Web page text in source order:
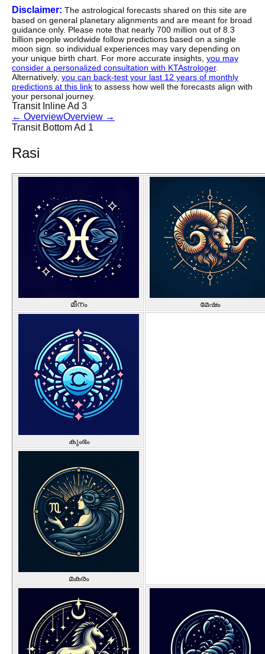
Disclaimer: The astrological forecasts shared on this site are
based on general planetary alignments and are meant for broad
guidance only. Please note that nearly 700 million out of 8.3
billion people worldwide follow predictions based on a single
moon sign. so individual experiences may vary depending on
your unique birth chart. For more accurate insights, you may
consider a personalized consultation with KTAstrologer.
Alternatively, you can back-test your last 12 years of monthly
predictions at this link to assess how well the forecasts align with
your personal journey.
Transit Inline Ad 3
← OverviewOverview →
Transit Bottom Ad 1
Rasi
മീനം മേഷം
കുംഭം
മകരം